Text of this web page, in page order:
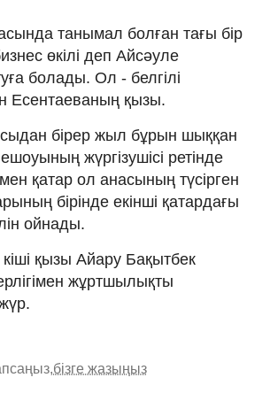
танымал болған тағы бір
өкілі деп Айсәуле
болады. Ол - белгілі
Есентаеваның қызы.
бірер жыл бұрын шыққан
жүргізушісі ретінде
қатар ол анасының түсірген
бірінде екінші қатардағы
ойнады.
қызы Айару Бақытбек
жұртшылықты
бізге жазыңыз